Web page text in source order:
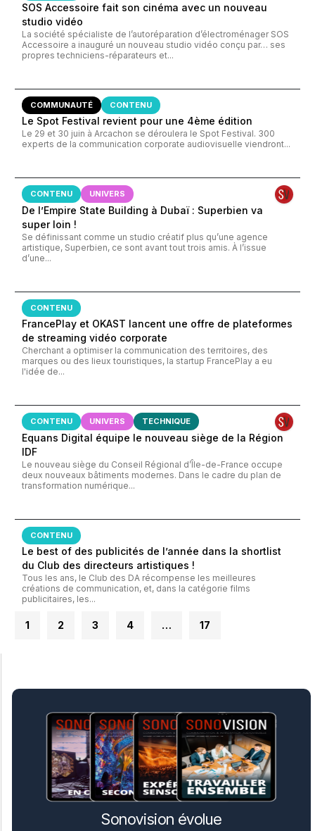
SOS Accessoire fait son cinéma avec un nouveau
studio vidéo
La société spécialiste de l’autoréparation d’électroménager SOS
Accessoire a inauguré un nouveau studio vidéo conçu par… ses
propres techniciens-réparateurs et...
COMMUNAUTÉ CONTENU
Le Spot Festival revient pour une 4ème édition
Le 29 et 30 juin à Arcachon se déroulera le Spot Festival. 300
experts de la communication corporate audiovisuelle viendront...
CONTENU UNIVERS
De l’Empire State Building à Dubaï : Superbien va
super loin !
Se définissant comme un studio créatif plus qu’une agence
artistique, Superbien, ce sont avant tout trois amis. À l’issue
d’une...
CONTENU
FrancePlay et OKAST lancent une offre de plateformes
de streaming vidéo corporate
Cherchant a optimiser la communication des territoires, des
marques ou des lieux touristiques, la startup FrancePlay a eu
l'idée de...
CONTENU UNIVERS TECHNIQUE
Equans Digital équipe le nouveau siège de la Région
IDF
Le nouveau siège du Conseil Régional d’Île-de-France occupe
deux nouveaux bâtiments modernes. Dans le cadre du plan de
transformation numérique...
CONTENU
Le best of des publicités de l’année dans la shortlist
du Club des directeurs artistiques !
Tous les ans, le Club des DA récompense les meilleures
créations de communication, et, dans la catégorie films
publicitaires, les...
1 2 3 4 … 17
Sonovision évolue